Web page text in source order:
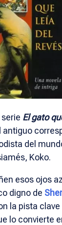
El gato
del
Koko.
esos ojos
digno de
la pista
lo convierte